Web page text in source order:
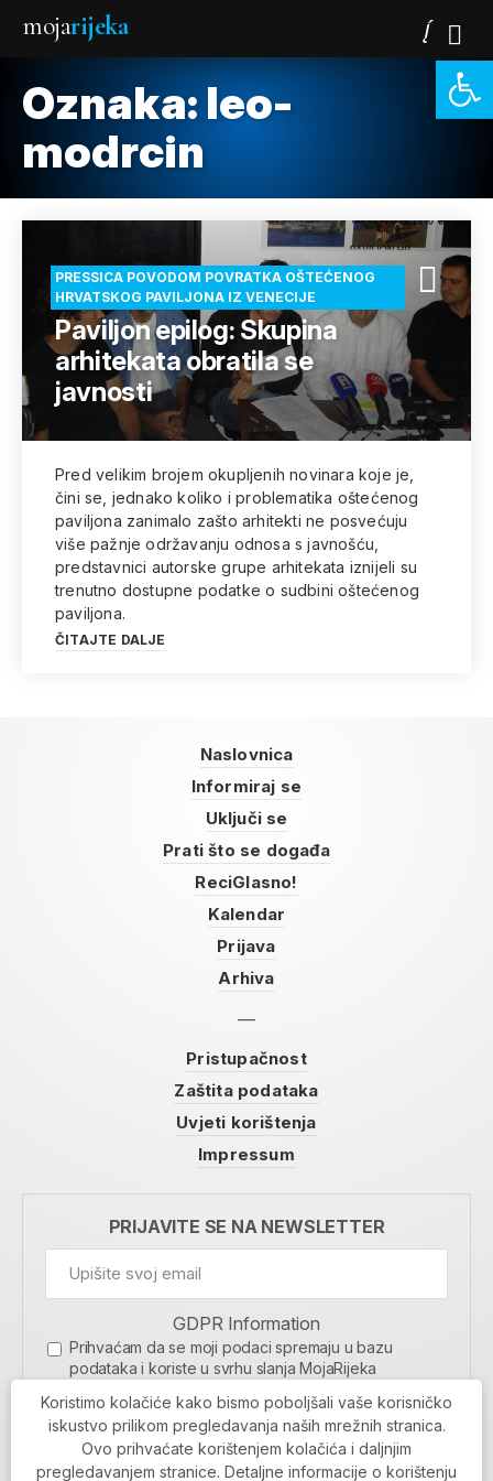
mojarijeka
Oznaka: leo-
modrcin
PRESSICA POVODOM POVRATKA OŠTEĆENOG
HRVATSKOG PAVILJONA IZ VENECIJE
Paviljon epilog: Skupina
arhitekata obratila se
javnosti
Pred velikim brojem okupljenih novinara koje je,
čini se, jednako koliko i problematika oštećenog
paviljona zanimalo zašto arhitekti ne posvećuju
više pažnje održavanju odnosa s javnošću,
predstavnici autorske grupe arhitekata iznijeli su
trenutno dostupne podatke o sudbini oštećenog
paviljona.
ČITAJTE DALJE
Naslovnica
Informiraj se
Uključi se
Prati što se događa
ReciGlasno!
Kalendar
Prijava
Arhiva
Pristupačnost
Zaštita podataka
Uvjeti korištenja
Impressum
PRIJAVITE SE NA NEWSLETTER
GDPR Information
Prihvaćam da se moji podaci spremaju u bazu
podataka i koriste u svrhu slanja MojaRijeka
MOJARIJEKA NEWSLETTER
PRIJAVI SE
Koristimo kolačiće kako bismo poboljšali vaše korisničko
iskustvo prilikom pregledavanja naših mrežnih stranica.
Ovo prihvaćate korištenjem kolačića i daljnjim
pregledavanjem stranice. Detaljne informacije o korištenju